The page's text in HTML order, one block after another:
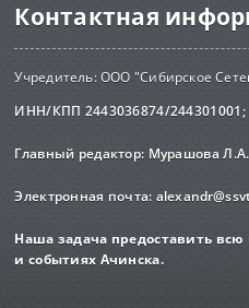
Контактная
Учредитель: ООО "Сибирское
ИНН/КПП 2443036874/244301001;
Главный редактор: Мурашова Л.А.
Электронная почта:
Наша задача предоставить
и событиях Ачинска.